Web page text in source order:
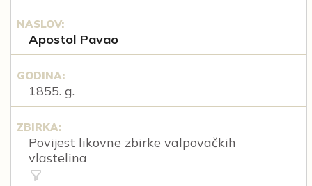
NASLOV:
Apostol Pavao
GODINA:
1855. g.
ZBIRKA:
Povijest likovne zbirke valpovačkih
vlastelina